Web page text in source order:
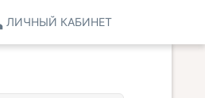
ЛИЧНЫЙ КАБИНЕТ